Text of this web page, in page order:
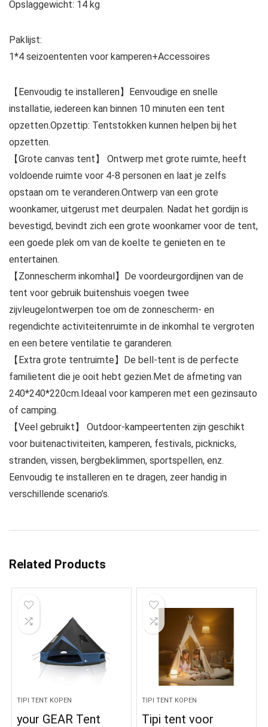
Opslaggewicht: 14 kg
Paklijst:
1*4 seizoententen voor kamperen+Accessoires
【Eenvoudig te installeren】Eenvoudige en snelle
installatie, iedereen kan binnen 10 minuten een tent
opzetten.Opzettip: Tentstokken kunnen helpen bij het
opzetten.
【Grote canvas tent】 Ontwerp met grote ruimte, heeft
voldoende ruimte voor 4-8 personen en laat je zelfs
opstaan ​​om te veranderen.Ontwerp van een grote
woonkamer, uitgerust met deurpalen. Nadat het gordijn is
bevestigd, bevindt zich een grote woonkamer voor de tent,
een goede plek om van de koelte te genieten en te
entertainen.
【Zonnescherm inkomhal】De voordeurgordijnen van de
tent voor gebruik buitenshuis voegen twee
zijvleugelontwerpen toe om de zonnescherm- en
regendichte activiteitenruimte in de inkomhal te vergroten
en een betere ventilatie te garanderen.
【Extra grote tentruimte】De bell-tent is de perfecte
familietent die je ooit hebt gezien.Met de afmeting van
240*240*220cm.Ideaal voor kamperen met een gezinsauto
of camping.
【Veel gebruikt】 Outdoor-kampeertenten zijn geschikt
voor buitenactiviteiten, kamperen, festivals, picknicks,
stranden, vissen, bergbeklimmen, sportspellen, enz.
Eenvoudig te installeren en te dragen, zeer handig in
verschillende scenario’s.
Related Products
TIPI TENT KOPEN
your GEAR Tent
TIPI TENT KOPEN
Tipi tent voor